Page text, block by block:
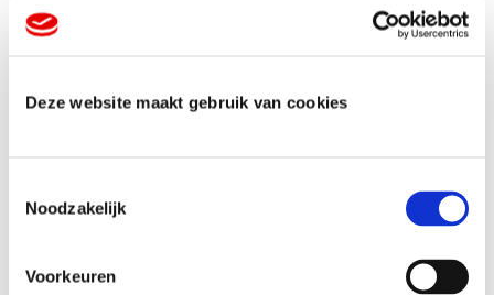
Deze website maakt gebruik van cookies
Noodzakelijk
Voorkeuren
zich gewaardeerd voelen, zijn gemotiveerder
en loyaler. Investeren in jouw team loont altijd.
kerstgeschenken met jouw logo zorgen voor
herinnerd aan jouw merk. Dit vergroot de
naamsbekendheid en houdt jouw bedrijf top of
mind bij klanten en relaties.